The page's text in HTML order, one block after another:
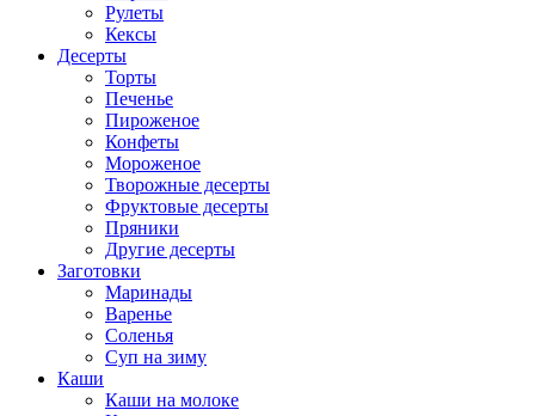
Рулеты
Кексы
Десерты
Торты
Печенье
Пироженое
Конфеты
Мороженое
Творожные десерты
Фруктовые десерты
Пряники
Другие десерты
Заготовки
Маринады
Варенье
Соленья
Суп на зиму
Каши
Каши на молоке